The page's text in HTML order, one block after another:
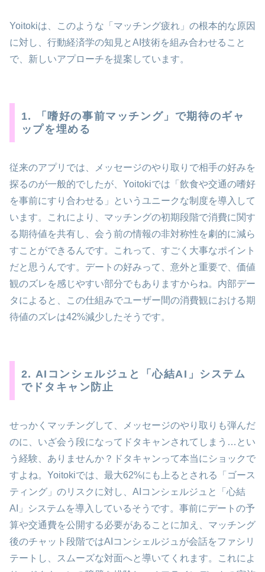
Yoitokiは、このような「マッチング疲れ」の根本的な原因
に対し、行動経済学の知見とAI技術を組み合わせること
で、新しいアプローチを提案しています。
1. 「嗜好の事前マッチング」で期待のギャ
ップを埋める
従来のアプリでは、メッセージのやり取りで相手の好みを
探るのが一般的でしたが、Yoitokiでは「飲食や交通の嗜好
を事前にすり合わせる」というユニークな制度を導入して
います。これにより、マッチングの初期段階で消費に関す
る期待値を共有し、会う前の情報の非対称性を劇的に減ら
すことができるんです。これって、すごく大事なポイント
だと思うんです。デートの好みって、意外と重要で、価値
観のズレを感じやすい部分でもありますからね。内部デー
タによると、この仕組みでユーザー間の消費観における期
待値のズレは42%減少したそうです。
2. AIコンシェルジュと「心結AI」システム
でドタキャン防止
せっかくマッチングして、メッセージのやり取りも弾んだ
のに、いざ会う段になってドタキャンされてしまう…とい
う経験、ありませんか？ドタキャンって本当にショックで
すよね。Yoitokiでは、最大62%にも上るとされる「ゴース
ティング」のリスクに対し、AIコンシェルジュと「心結
AI」システムを導入しているそうです。事前にデートの予
算や交通費を公開する必要があることに加え、マッチング
後のチャット段階ではAIコンシェルジュが会話をファシリ
テートし、スムーズな対面へと導いてくれます。これによ